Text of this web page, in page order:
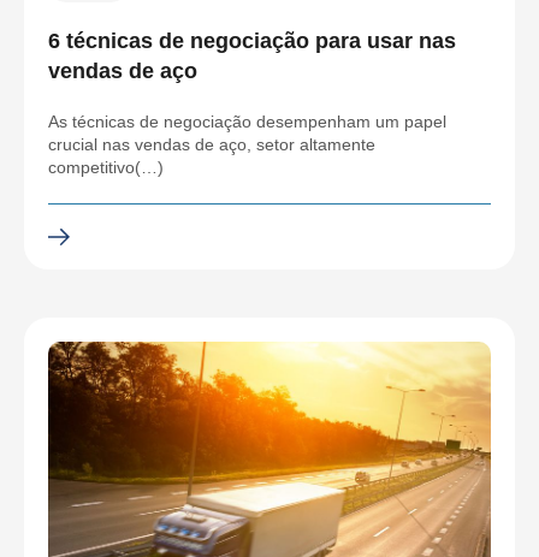
6 técnicas de negociação para usar nas
vendas de aço
As técnicas de negociação desempenham um papel
crucial nas vendas de aço, setor altamente
competitivo(…)